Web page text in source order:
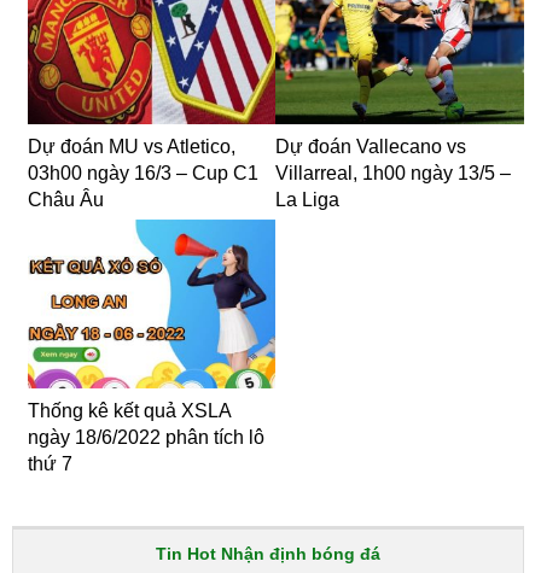
Dự đoán MU vs Atletico,
03h00 ngày 16/3 – Cup C1
Châu Âu
Dự đoán Vallecano vs
Villarreal, 1h00 ngày 13/5 –
La Liga
Thống kê kết quả XSLA
ngày 18/6/2022 phân tích lô
thứ 7
Tin Hot Nhận định bóng đá